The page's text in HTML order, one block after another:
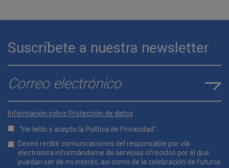
Suscríbete a nuestra newsletter
E-mail*
Información sobre Protección de datos
“He leído y acepto la Política de Privacidad".
Lopd*
Deseo recibir comunicaciones del responsable por vía
electrónica informándome de servicios ofrecidos por él que
puedan ser de mi interés, así como de la celebración de futuros